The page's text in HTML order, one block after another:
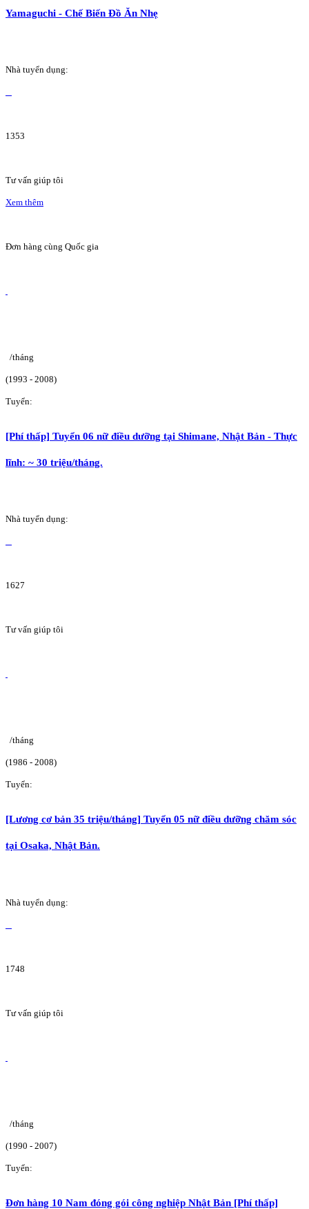
Yamaguchi - Chế Biến Đồ Ăn Nhẹ
Nhà tuyển dụng:
1353
Tư vấn giúp tôi
Xem thêm
Đơn hàng cùng Quốc gia
/tháng
(1993 - 2008)
Tuyển:
[Phí thấp] Tuyển 06 nữ điều dưỡng tại Shimane, Nhật Bản - Thực
lĩnh: ~ 30 triệu/tháng.
Nhà tuyển dụng:
1627
Tư vấn giúp tôi
/tháng
(1986 - 2008)
Tuyển:
[Lương cơ bản 35 triệu/tháng] Tuyển 05 nữ điều dưỡng chăm sóc
tại Osaka, Nhật Bản.
Nhà tuyển dụng:
1748
Tư vấn giúp tôi
/tháng
(1990 - 2007)
Tuyển:
Đơn hàng 10 Nam đóng gói công nghiệp Nhật Bản [Phí thấp]